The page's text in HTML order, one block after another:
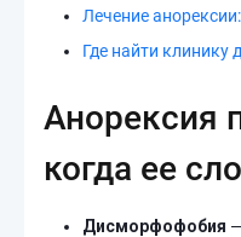
Лечение
Где найти клинику
Анорексия
когда ее
Дисморфофобия